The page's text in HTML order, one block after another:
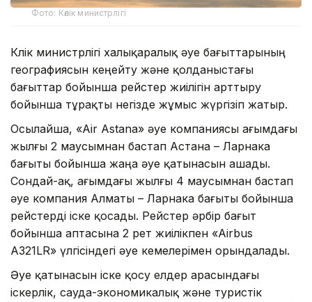
Фото: Көлік министрлігі
Көлік министрлігі халықаралық әуе бағыттарының
географиясын кеңейту және қолданыстағы
бағыттар бойынша рейстер жиілігін арттыру
бойынша тұрақты негізде жұмыс жүргізіп жатыр.
Осылайша, «Air Astana» әуе компаниясы ағымдағы
жылғы 2 маусымнан бастап Астана – Ларнака
бағыты бойынша жаңа әуе қатынасын ашады.
Сондай-ақ, ағымдағы жылғы 4 маусымнан бастап
әуе компания Алматы – Ларнака бағыты бойынша
рейстерді іске қосады. Рейстер әрбір бағыт
бойынша аптасына 2 рет жиілікпен «Airbus
A321LR» үлгісіндегі әуе кемелерімен орындалады.
Әуе қатынасын іске қосу елдер арасындағы
іскерлік, сауда-экономикалық және туристік